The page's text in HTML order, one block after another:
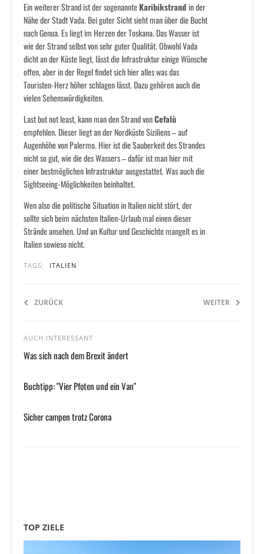
Ein weiterer Strand ist der sogenannteKaribikstrandin der
Nähe der Stadt Vada. Bei guter Sicht sieht man über die Bucht
nach Genua. Es liegt im Herzen der Toskana. Das Wasser ist
wie der Strand selbst von sehr guter Qualität. Obwohl Vada
dicht an der Küste liegt, lässt die Infrastruktur einige Wünsche
offen, aber in der Regel findet sich hier alles was das
Touristen-Herz höher schlagen lässt. Dazu gehören auch die
vielen Sehenswürdigkeiten.
Last but not least, kann man den Strand vonCefalù
empfehlen. Dieser liegt an der Nordküste Siziliens – auf
Augenhöhe von Palermo. Hier ist die Sauberkeit des Strandes
nicht so gut, wie die des Wassers – dafür ist man hier mit
einer bestmöglichen Infrastruktur ausgestattet. Was auch die
Sightseeing-Möglichkeiten beinhaltet.
Wen also die politische Situation in Italien nicht stört, der
sollte sich beim nächsten Italien-Urlaub mal einen dieser
Strände ansehen. Und an Kultur und Geschichte mangelt es in
Italien sowieso nicht.
TAGS: ITALIEN
ZURÜCK WEITER
AUCH INTERESSANT
Was sich nach dem Brexit ändert
Buchtipp: "Vier Pfoten und ein Van"
Sicher campen trotz Corona
TOP ZIELE